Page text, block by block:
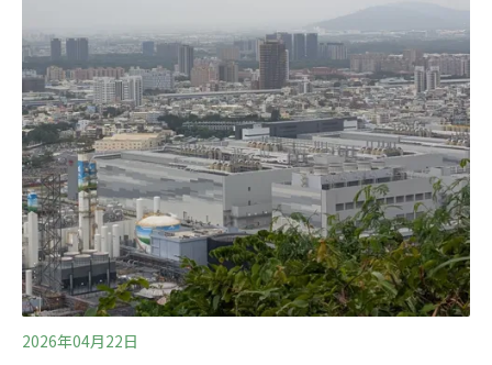
落實。《2026台灣三大排放企業氣候績效評估報告》說了
什麼？為什麼投資人要在意企業氣候績效？投資不能只看
ESG，還有什麼企業永續指標可以參考？
2026年04月22日